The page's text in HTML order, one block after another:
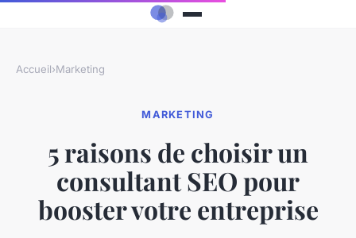
Accueil›Marketing
MARKETING
5 raisons de choisir un
consultant SEO pour
booster votre entreprise